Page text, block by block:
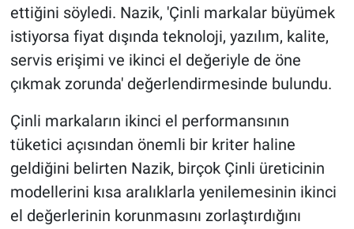
ettiğini söyledi. Nazik, 'Çinli markalar büyümek
istiyorsa fiyat dışında teknoloji, yazılım, kalite,
servis erişimi ve ikinci el değeriyle de öne
çıkmak zorunda' değerlendirmesinde bulundu.
Çinli markaların ikinci el performansının
tüketici açısından önemli bir kriter haline
geldiğini belirten Nazik, birçok Çinli üreticinin
modellerini kısa aralıklarla yenilemesinin ikinci
el değerlerinin korunmasını zorlaştırdığını